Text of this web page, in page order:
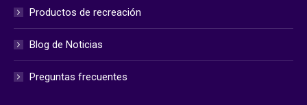
Productos de recreación
Blog de Noticias
Preguntas frecuentes